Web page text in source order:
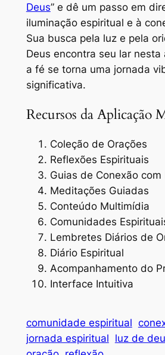
Deus” e dê um passo em
iluminação espiritual e à
Sua busca pela luz e pela
Deus encontra seu lar nesta
a fé se torna uma jornada
significativa.
Recursos da Aplicação
Coleção de Orações
Reflexões Espirituais
Guias de Conexão com
Meditações Guiadas
Conteúdo Multimídia
Comunidades
Lembretes Diários de
Diário Espiritual
Acompanhamento do
Interface Intuitiva
comunidade espiritual
jornada espiritual luz de